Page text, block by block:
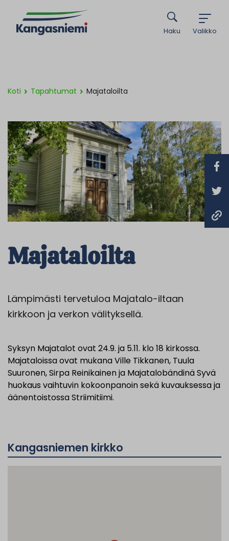
Valikko
Haku
Koti Tapahtumat Majataloilta
Majataloilta
Lämpimästi tervetuloa Majatalo-iltaan
kirkkoon ja verkon välityksellä.
Syksyn Majatalot ovat 24.9. ja 5.11. klo 18 kirkossa.
Majataloissa ovat mukana Ville Tikkanen, Tuula
Suuronen, Sirpa Reinikainen ja Majatalobändinä Syvä
huokaus vaihtuvin kokoonpanoin sekä kuvauksessa ja
äänentoistossa Striimitiimi.
Kangasniemen kirkko